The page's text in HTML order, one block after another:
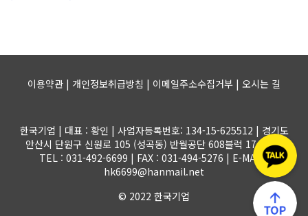
이용약관 | 개인정보취급방침 | 이메일주소수집거부 | 오시는 길
한국기업 | 대표 : 황인 | 사업자등록번호: 134-15-625512 | 경기도
안산시 단원구 신원로 105 (성곡동) 반월공단 608블럭 17-1롯트
TEL : 031-492-6699 | FAX : 031-494-5276 | E-MAIL :
hk6699@hanmail.net
© 2022 한국기업